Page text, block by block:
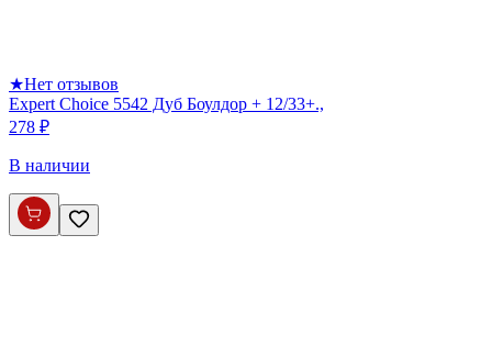
★Нет отзывов
Expert Choice 5542 Дуб Боулдор + 12/33+.,
278 ₽
В наличии